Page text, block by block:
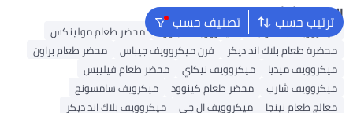
ترتيب حسب تصنيف حسب البحث الشائع
ميكروويف باناسونيك ميكروويف كينوود
محضر طعام مولينكس
محضرة طعام بلاك اند ديكر
فرن ميكروويف جيباس
محضر طعام براون
ميكروويف ميديا
ميكروويف نيكاي
محضر طعام فيليبس
ميكروويف شارب
محضر طعام كينوود
ميكرويف سامسونج
معالج طعام نينجا
ميكروويف ال جي
ميكروويف بلاك اند ديكر